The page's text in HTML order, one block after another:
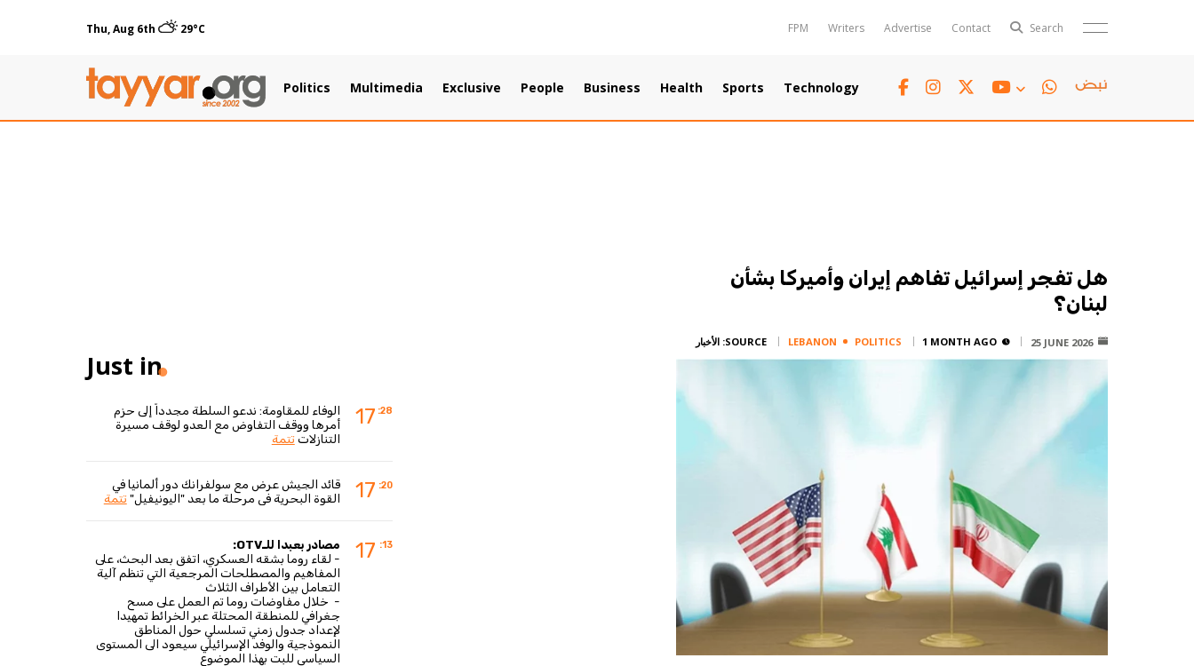
Thu, Aug 6th 29°C FPM Writers Advertise Contact Search
Polls
Politics Multimedia Exclusive People Business Health Sports Technology
TTV
هل تفجر إسرائيل تفاهم إيران وأميركا بشأن
لبنان؟
25 JUNE 2026
1 MONTH AGO
LEBANON POLITICS
SOURCE: الأخبار
Just in
17 :28
الوفاء للمقاومة: ندعو السلطة مجدداً إلى حزم
أمرها ووقف التفاوض مع العدو لوقف مسيرة
التنازلاتتتمة
17 :20
قائد الجيش عرض مع سولفرانك دور ألمانيا في
القوة البحرية في مرحلة ما بعد "اليونيفيل"تتمة
17 :13
مصادر بعبدا للـOTV:
التعامل بين الأطراف الثلاث
- خلال مفاوضات روما تم العمل على مسح
جغرافي للمنطقة المحتلة عبر الخرائط تمهيدا
لإعداد جدول زمني تسلسلي حول المناطق
النموذجية والوفد الإسرائيلي سيعود الى المستوى
السياسي للبت بهذا الموضوع